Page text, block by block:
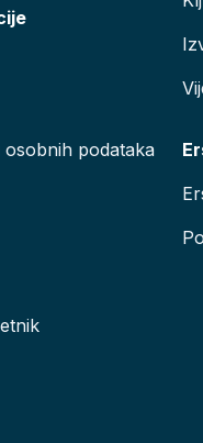
osobnih podataka